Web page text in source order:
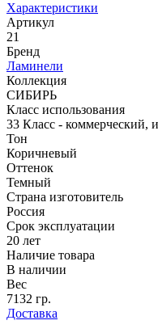
Характеристики
Артикул
21
Бренд
Ламинели
Коллекция
СИБИРЬ
Класс использования
33 Класс - коммерческий,
Тон
Коричневый
Оттенок
Темный
Страна изготовитель
Россия
Срок эксплуатации
20 лет
Наличие товара
В наличии
Вес
7132 гр.
Доставка